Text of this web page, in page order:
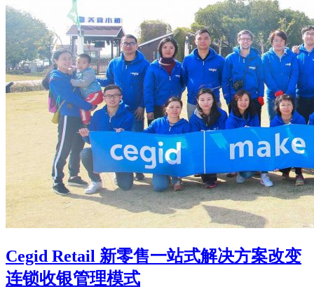
Cegid Retail 新零售一站式解决方案改变
连锁收银管理模式